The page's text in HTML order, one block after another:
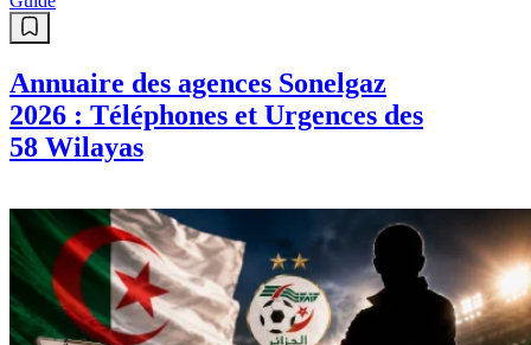
Annuaire des agences Sonelgaz
2026 : Téléphones et Urgences des
58 Wilayas